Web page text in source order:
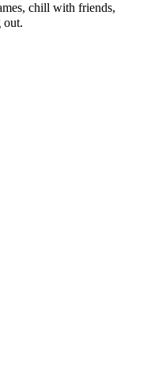
chill with friends,
out.